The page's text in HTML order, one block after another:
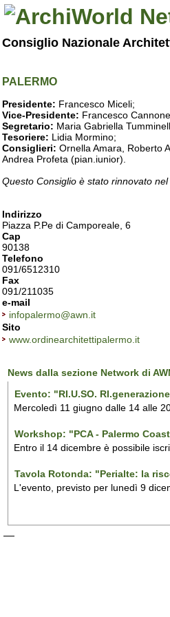
Consiglio Nazionale
PALERMO
Presidente: Francesco Miceli;
Vice-Presidente: Francesco
Segretario: Maria Gabriella
Tesoriere: Lidia Mormino;
Consiglieri: Ornella Amara, Roberto
Andrea Profeta (pian.iunior).
Questo Consiglio è stato rinnovato
Indirizzo
Piazza P.Pe di Camporeale, 6
Cap
90138
Telefono
091/6512310
Fax
091/211035
e-mail
infopalermo@awn.it
Sito
www.ordinearchitettipalermo.it
News dalla sezione Network di
Evento: "RI.U.SO.
Mercoledì 11 giugno dalle 14 alle
Workshop: "PCA - Palermo
Entro il 14 dicembre è possibile
Tavola Rotonda: "Perialte: la
L'evento, previsto per lunedì 9